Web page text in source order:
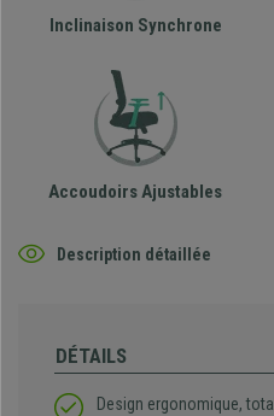
Inclinaison Synchrone
Accoudoirs Ajustables
Description détaillée
DÉTAILS
Design ergonomique,